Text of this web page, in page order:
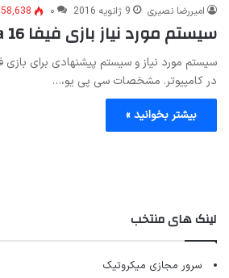
امیررضا نصیری 9 ژانویه 2016 ۰ 58,638
سیستم مورد نیاز بازی فیفا Fifa 16
در کامپیوتر. مشخصات سی پی یو،…
بیشتر بخوانید »
لینک های منتخب
سرور مجازی میکروتیک